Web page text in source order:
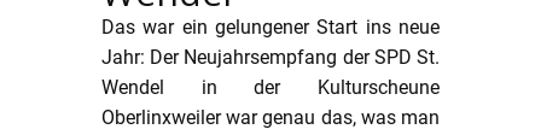
Das war ein gelungener Start ins neue
Jahr: Der Neujahrsempfang der SPD St.
Wendel in der Kulturscheune
Oberlinxweiler war genau das, was man